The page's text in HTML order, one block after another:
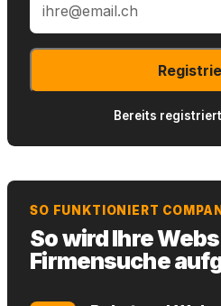
Bereits
SO FUNKTIONIERT
So wird Ihre
Firmensuche